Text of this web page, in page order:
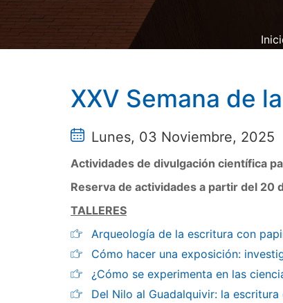
XXV Semana de
Lunes, 03 Noviembre, 2025
Actividades de divulgación científica
Reserva de actividades a partir del 20
TALLERES
Arqueología de la escritura con
Cómo hacer una exposición:
¿Cómo se experimenta en las
Del Nilo al Guadalquivir: la